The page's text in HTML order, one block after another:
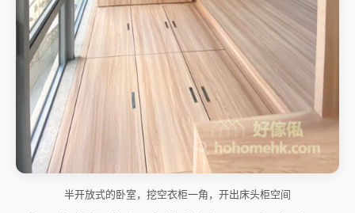
半开放式的卧室，挖空衣柜一角，开出床头柜空间